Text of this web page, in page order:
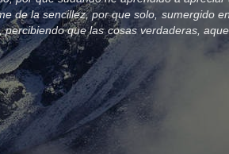
de la sencillez, por que solo, sumergido
que las cosas verdaderas,